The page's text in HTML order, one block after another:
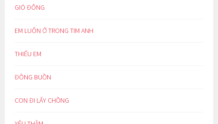
GIÓ ĐÔNG
EM LUÔN Ở TRONG TIM ANH
THIẾU EM
ĐÔNG BUỒN
CON ĐI LẤY CHỒNG